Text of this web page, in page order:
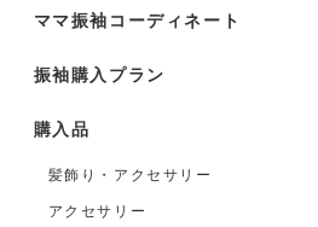
ママ振袖コーディネート
振袖購入プラン
購入品
髪飾り・アクセサリー
アクセサリー